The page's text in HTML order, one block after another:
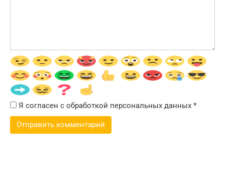
Я согласен с обработкой персональных данных *